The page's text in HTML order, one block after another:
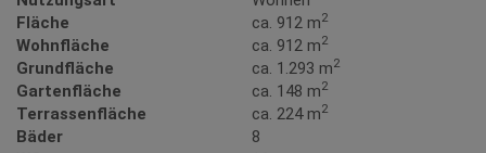
Fläche
ca. 912 m2
Wohnfläche ca. 912 m2
Grundfläche ca. 1.293 m2
Gartenfläche ca. 148 m2
Terrassenfläche ca. 224 m2
Bäder
8